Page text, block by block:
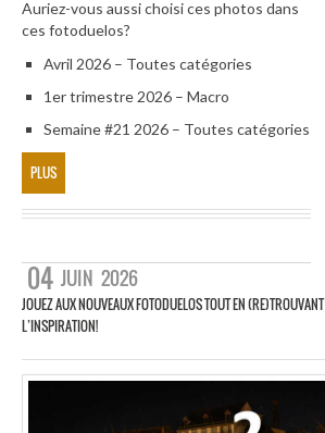
Auriez-vous aussi choisi ces photos dans
ces fotoduelos?
Avril 2026 – Toutes catégories
1er trimestre 2026 – Macro
Semaine #21 2026 – Toutes catégories
PLUS
04 JUIN 2026
JOUEZ AUX NOUVEAUX FOTODUELOS TOUT EN (RE)TROUVANT
L’INSPIRATION!